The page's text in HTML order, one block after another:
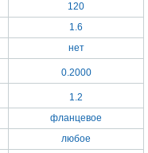
120
1.6
нет
0.2000
1.2
фланцевое
любое